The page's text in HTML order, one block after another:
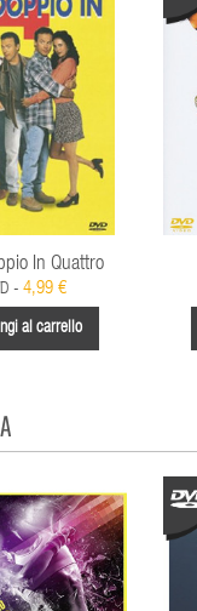
In Quattro
- 4,99 €
al carrello